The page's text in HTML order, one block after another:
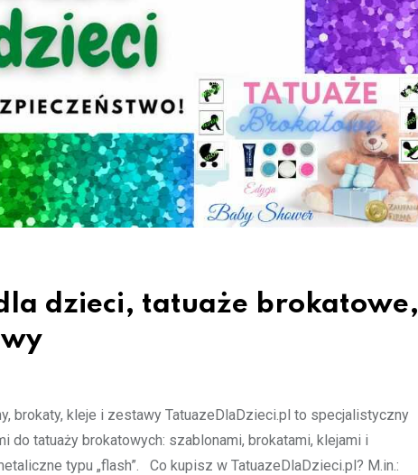
dzieci, tatuaże brokatowe,
brokaty, kleje i zestawy TatuazeDlaDzieci.pl to specjalistyczny
tatuaży brokatowych: szablonami, brokatami, klejami i
typu „flash”. Co kupisz w TatuazeDlaDzieci.pl? M.in.: